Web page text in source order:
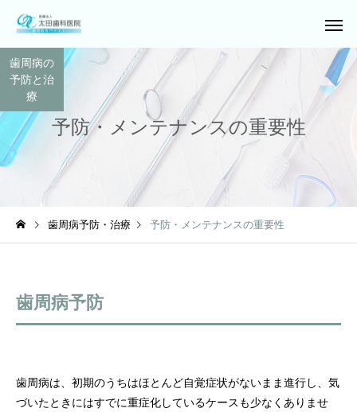
予防・メンテナンスの重要性
歯周病の
予防と治
療
歯周病予防・治療 予防・メンテナンスの重要性
歯周病予防
歯周病は、初期のうちはほとんど自覚症状がないまま進行し、気
づいたときにはすでに重症化しているケースも少なくありませ